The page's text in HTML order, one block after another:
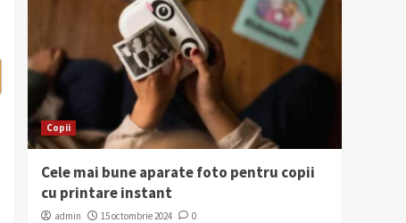
Copii
Cele mai bune aparate foto pentru copii
cu printare instant
admin 15 octombrie 2024 0